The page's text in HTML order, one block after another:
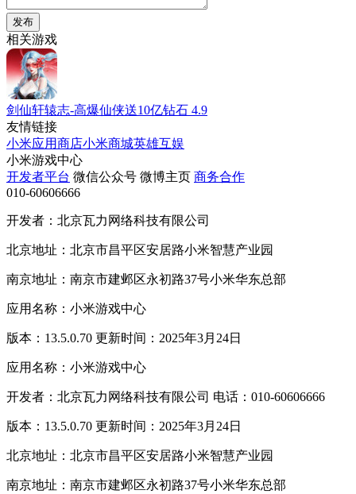
发布
相关游戏
剑仙轩辕志-高爆仙侠送10亿钻石 4.9
友情链接
小米应用商店小米商城英雄互娱
小米游戏中心
开发者平台 微信公众号 微博主页 商务合作
010-60606666
开发者：北京瓦力网络科技有限公司
北京地址：北京市昌平区安居路小米智慧产业园
南京地址：南京市建邺区永初路37号小米华东总部
应用名称：小米游戏中心
版本：13.5.0.70 更新时间：2025年3月24日
应用名称：小米游戏中心
开发者：北京瓦力网络科技有限公司 电话：010-60606666
版本：13.5.0.70 更新时间：2025年3月24日
北京地址：北京市昌平区安居路小米智慧产业园
南京地址：南京市建邺区永初路37号小米华东总部